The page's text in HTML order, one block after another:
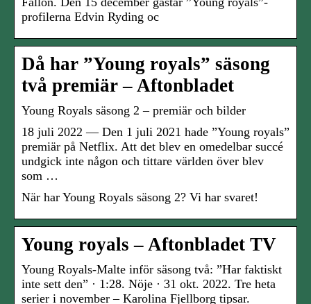
profilerna Edvin Ryding oc
Då har ”Young royals” säsong
två premiär – Aftonbladet
Young Royals säsong 2 – premiär och bilder
18 juli 2022 — Den 1 juli 2021 hade ”Young royals”
premiär på Netflix. Att det blev en omedelbar succé
undgick inte någon och tittare världen över blev
som …
När har Young Royals säsong 2? Vi har svaret!
Young royals – Aftonbladet TV
Young Royals-Malte inför säsong två: ”Har faktiskt
inte sett den” · 1:28. Nöje · 31 okt. 2022. Tre heta
serier i november – Karolina Fjellborg tipsar.